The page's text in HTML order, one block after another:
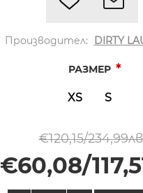
Производител: DIRTY
РАЗМЕР *
XS S
€120,15/
€60,08/